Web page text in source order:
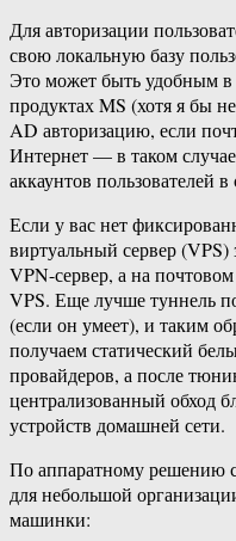
Для авторизации
свою локальную базу
Это может быть удобным в
продуктах MS (хотя я бы
AD авторизацию, если
Интернет — в таком
аккаунтов пользователей в
Если у вас нет
виртуальный сервер (VPS)
VPN-сервер, а на почтовом
VPS. Еще лучше туннель
(если он умеет), и таким
получаем статический
провайдеров, а после
централизованный обход
устройств домашней сети.
По аппаратному решению
для небольшой
машинки: